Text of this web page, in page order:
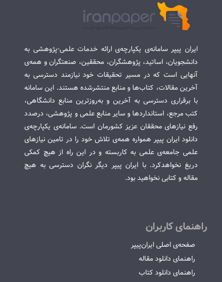
ایران پیپر سامانه‌ی یکپارچه‌ی ارائه خدمات علمی-پژوهشی به
دانشجویان، اساتید، پژوهشگران، محققین، صنعتگران و همه‌ی
آنهایی است که در مسیر تحقیقات خود نیازمند دسترسی به
آخرین مقالات، کتاب‌ها و منابع منتشرشده هستند. این سامانه
با برقراری دسترسی به آخرین و به‌روزترین منابع دانشگاهی،
کتب مرجع، استانداردها و سایر منابع علمی و پژوهشی، درصدد
رفع نیازهای محققان عزیز کشورمان است. سامانه‌ی یکپارچه‌ی
دانلود ایران پیپر همواره همه‌ی تلاش خود را در تامین نیازهای
علمی جامعه‌ی علمی به کاربسته و در این راه از هیچ کمکی
دریغ نخواهدکرد. با ایران پیپر دیگر نگران دسترسی به هیچ
مقاله و کتابی نخواهید بود.
راهنمای کاربران
صفحه‌ی اصلی ایران‌پیپر
راهنمای دانلود مقاله
راهنمای دانلود کتاب